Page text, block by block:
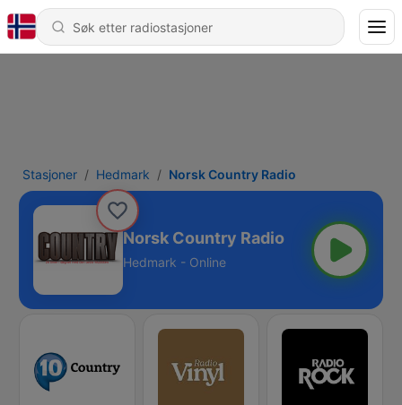
Stasjoner Hedmark Norsk Country Radio
Norsk Country Radio
Hedmark - Online